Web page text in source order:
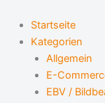
Inhalt
springen
Startseite
Kategorien
Allgemein
E-
EBV /
u